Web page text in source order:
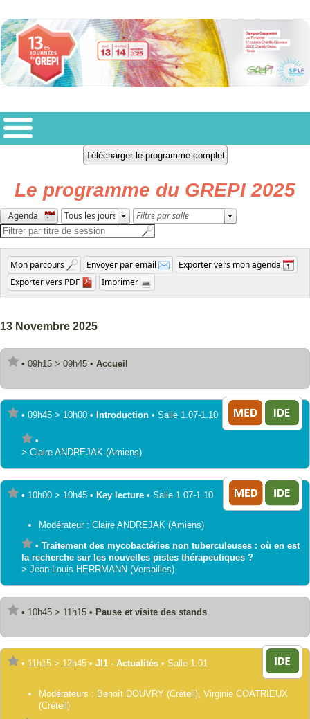
Le programme du GREPI 2025
13 Novembre 2025
• 09h15 > 09h45 • Accueil
• 09h45 > 10h00 • Introduction • Salle 1.07-1.10
•
> Claire ANDREJAK (Amiens)
• 10h00 > 10h45 • Key lecture • Salle 1.07-1.10
Modérateur : Claire ANDREJAK (Amiens)
• Traitement des mycobactéries non tuberculeuses : où en est
la recherche sur les nouvelles pistes thérapeutiques ?
> Jean-Louis HERRMANN (Versailles)
• 10h45 > 11h15 • Pause et visite des stands
• 11h15 > 12h45 • JI1 - Actualités • Salle 1.01
Modérateurs : Benoît DOUVRY (Créteil), Virginie COATRIEUX
(Créteil)